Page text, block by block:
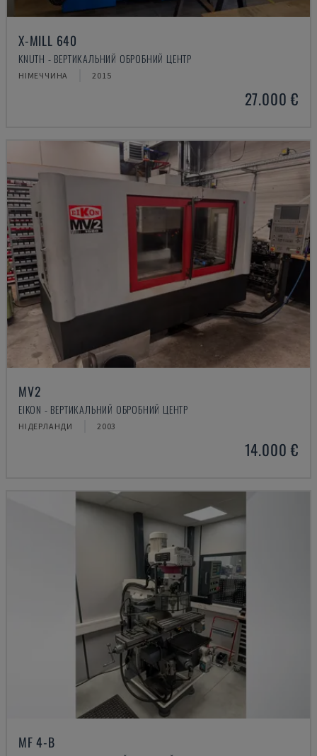
X-MILL 640
KNUTH - ВЕРТИКАЛЬНИЙ ОБРОБНИЙ ЦЕНТР
НІМЕЧЧИНА 2015
27.000 €
MV2
EIKON - ВЕРТИКАЛЬНИЙ ОБРОБНИЙ ЦЕНТР
НІДЕРЛАНДИ 2003
14.000 €
MF 4-B